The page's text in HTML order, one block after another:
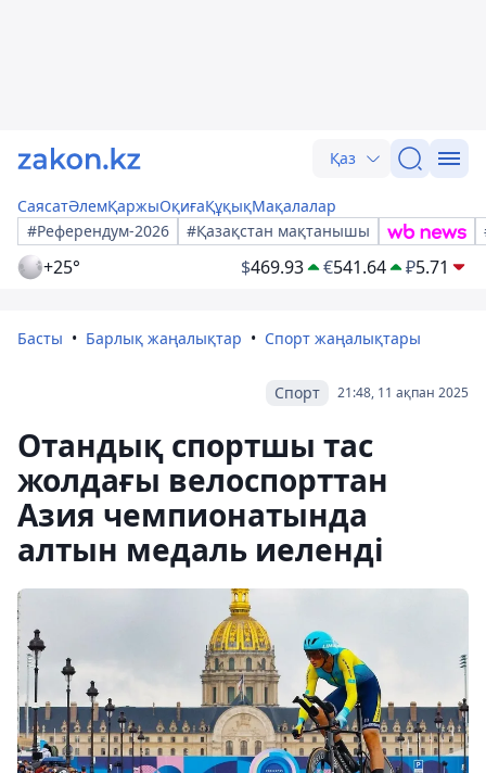
Қаз
СаясатӘлемҚаржыОқиғаҚұқықМақалалар
#Референдум-2026
#Қазақстан мақтанышы
+25° $469.93 €541.64 ₽5.71
Басты Барлық жаңалықтар Спорт жаңалықтары
21:48, 11 ақпан 2025
Спорт
Отандық спортшы тас
жолдағы велоспорттан
Азия чемпионатында
алтын медаль иеленді